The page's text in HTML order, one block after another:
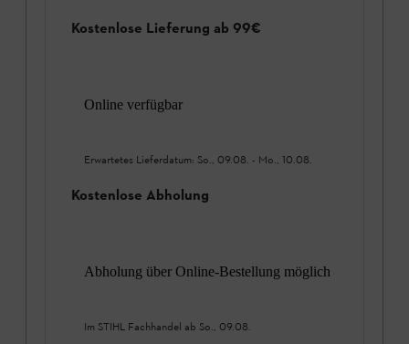
Kostenlose Lieferung ab 99€
Online verfügbar
Erwartetes Lieferdatum: So., 09.08. - Mo., 10.08.
Kostenlose Abholung
Abholung über Online-Bestellung möglich
Im STIHL Fachhandel ab So., 09.08.